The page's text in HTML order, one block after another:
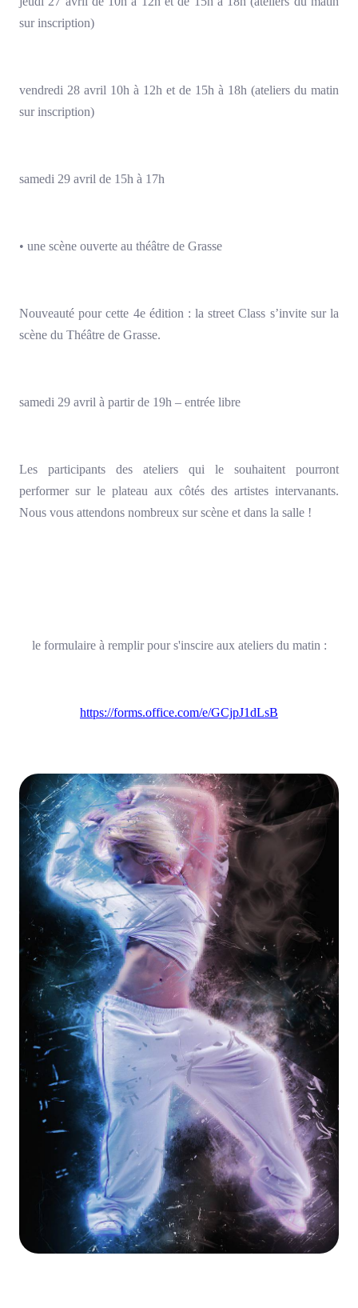
sur inscription)
vendredi 28 avril 10h à 12h et de 15h à 18h (ateliers du matin
sur inscription)
samedi 29 avril de 15h à 17h
• une scène ouverte au théâtre de Grasse
Nouveauté pour cette 4e édition : la street Class s’invite sur la
scène du Théâtre de Grasse.
samedi 29 avril à partir de 19h – entrée libre
Les participants des ateliers qui le souhaitent pourront
performer sur le plateau aux côtés des artistes intervanants.
Nous vous attendons nombreux sur scène et dans la salle !
le formulaire à remplir pour s'inscire aux ateliers du matin :
https://forms.office.com/e/GCjpJ1dLsB